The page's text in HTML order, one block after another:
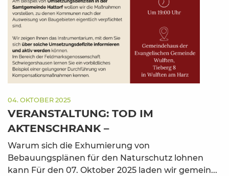
04. OKTOBER 2025
VERANSTALTUNG: TOD IM
AKTENSCHRANK –
Warum sich die Exhumierung von
Bebauungsplänen für den Naturschutz lohnen
kann Für den 07. Oktober 2025 laden wir gemein...